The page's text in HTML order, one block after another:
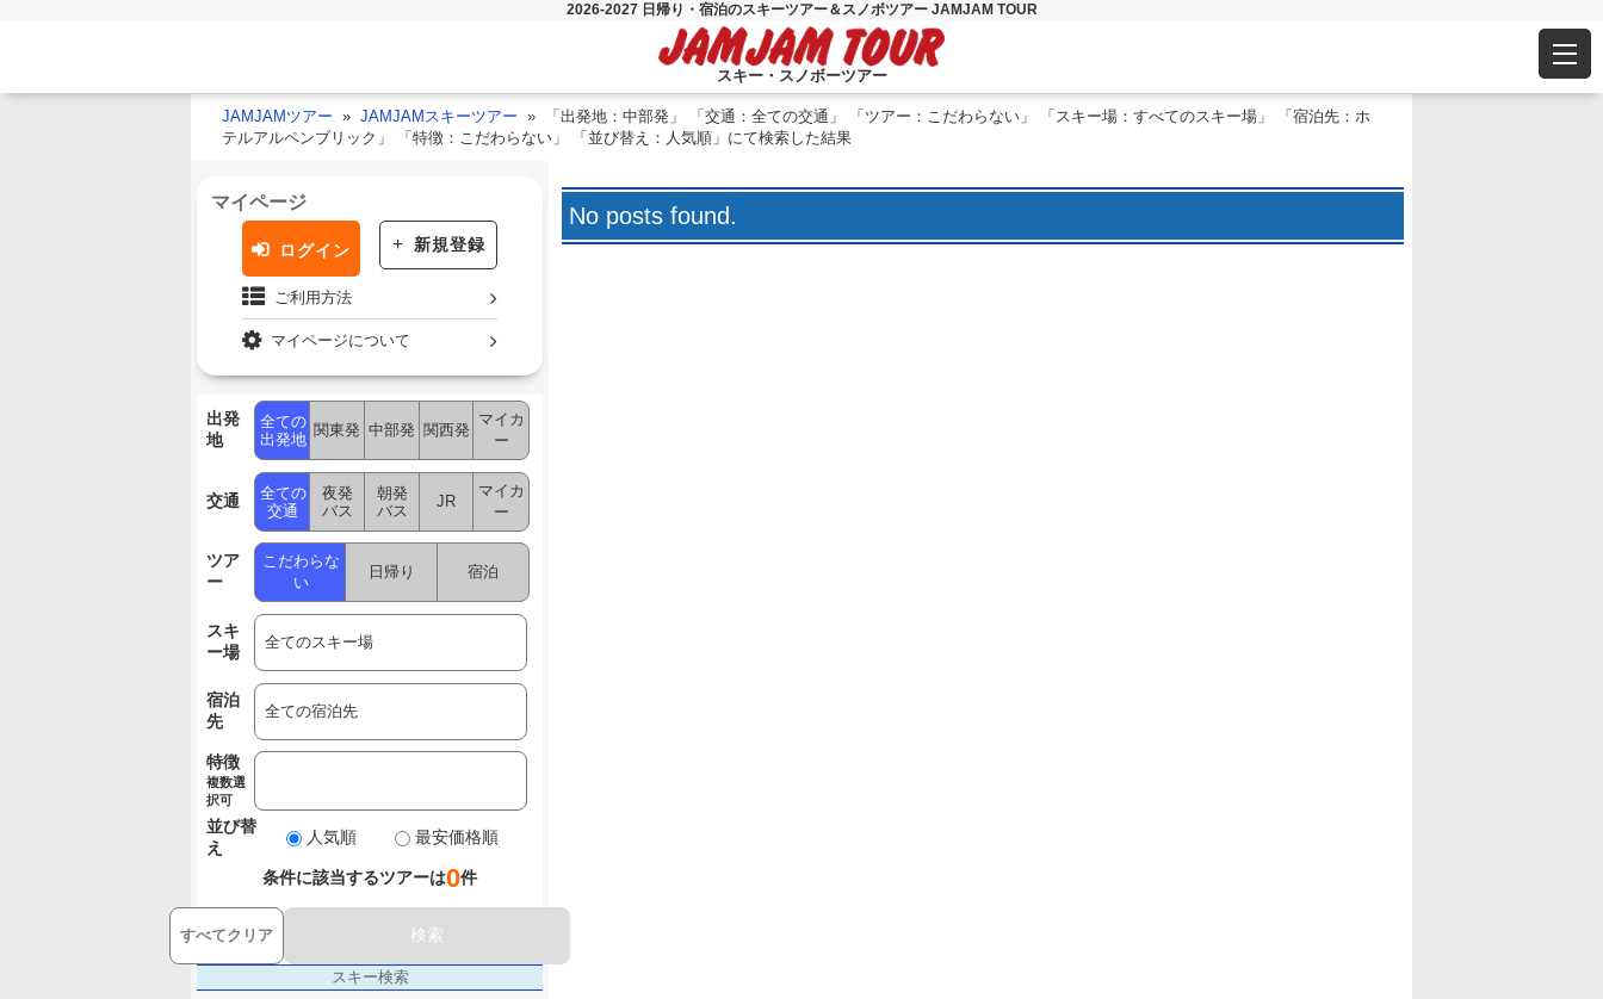
2026-2027 日帰り・宿泊のスキーツアー＆スノボツアー JAMJAM TOUR
スキー・スノボーツアー
JAMJAMツアー JAMJAMスキーツアー
「出発地：中部発」 「交通：全ての交通」 「ツアー：こだわらない」 「スキー場：すべてのスキー場」 「宿泊先：ホ
テルアルペンブリック」 「特徴：こだわらない」 「並び替え：人気順」にて検索した結果
No posts found.
マイページ
ログイン 新規登録
ご利用方法
マイページについて
出発
地
全ての
出発地
関東発 中部発 関西発
マイカ
ー
交通
全ての
交通
夜発
バス
朝発
バス
JR
マイカ
ー
ツア
ー
こだわらな
い
日帰り 宿泊
スキ
ー場
宿泊
先
特徴
複数選
択可
並び替
え
人気順 最安価格順
条件に該当するツアーは0件
すべてクリア 検索
スキー検索